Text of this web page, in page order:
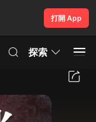
打開 App
探索